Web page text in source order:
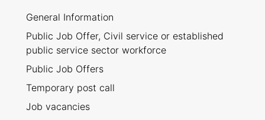
General Information
Public Job Offer, Civil service or established
public service sector workforce
Public Job Offers
Temporary post call
Job vacancies